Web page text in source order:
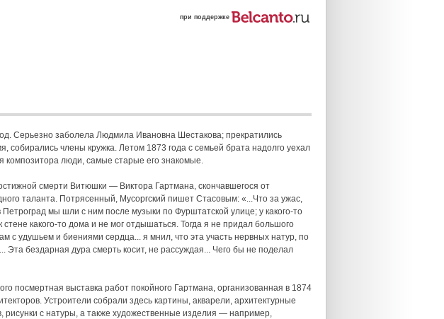
при поддержке
Серьезно заболела Людмила Ивановна Шестакова; прекратились
собирались члены кружка. Летом 1873 года с семьей брата надолго уехал
композитора люди, самые старые его знакомые.
смерти Витюшки — Виктора Гартмана, скончавшегося от
таланта. Потрясенный, Мусоргский пишет Стасовым: «...Что за ужас,
мы шли с ним после музыки по Фурштатской улице; у какого-то
какого-то дома и не мог отдышаться. Тогда я не придал большого
с удушьем и биениями сердца... я мнил, что эта участь нервных натур, по
Эта бездарная дура смерть косит, не рассуждая... Чего бы не поделал
посмертная выставка работ покойного Гартмана, организованная в 1874
Устроители собрали здесь картины, акварели, архитектурные
рисунки с натуры, а также художественные изделия — например,